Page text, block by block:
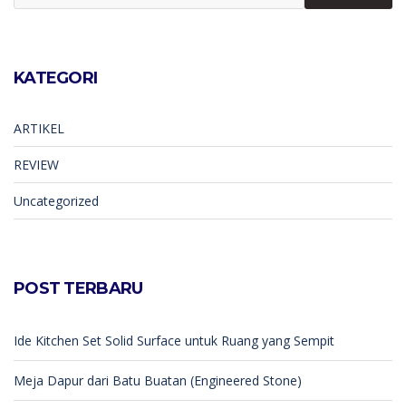
KATEGORI
ARTIKEL
REVIEW
Uncategorized
POST TERBARU
Ide Kitchen Set Solid Surface untuk Ruang yang Sempit
Meja Dapur dari Batu Buatan (Engineered Stone)